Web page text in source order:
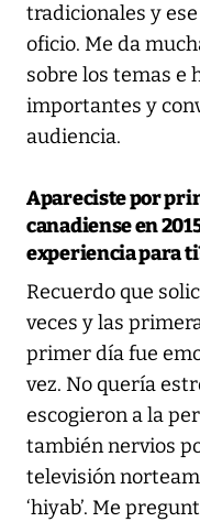
tradicionales y
oficio. Me da
sobre los temas e
importantes y
audiencia.
Apareciste por
canadiense en 2015
experiencia para
Recuerdo que
veces y las
primer día fue
vez. No quería
escogieron a la
también nervios
televisión
‘hiyab’. Me